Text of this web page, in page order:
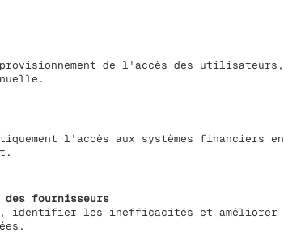
de l'accès des utilisateurs,
l'accès aux systèmes financiers en
des fournisseurs
identifier les inefficacités et améliorer